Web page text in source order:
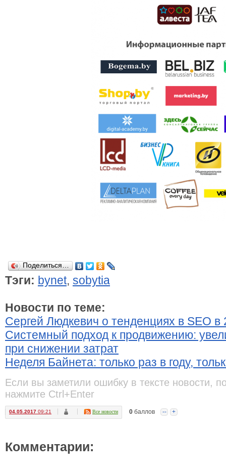
Поделиться…
Тэги: bynet, sobytia
Новости по теме:
Сергей Людкевич о тенденциях в SEO в
Системный подход к продвижению:
при снижении затрат
Неделя Байнета: только раз в году,
Если вы заметили ошибку в тексте новости,
нажмите Ctrl+Enter
04.05.2017 09:21 Все новости 0 баллов -- +
Комментарии: